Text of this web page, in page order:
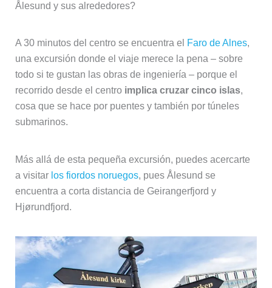
Ålesund y sus alrededores?
A 30 minutos del centro se encuentra el Faro de Alnes,
una excursión donde el viaje merece la pena – sobre
todo si te gustan las obras de ingeniería – porque el
recorrido desde el centro implica cruzar cinco islas,
cosa que se hace por puentes y también por túneles
submarinos.
Más allá de esta pequeña excursión, puedes acercarte
a visitar los fiordos noruegos, pues Ålesund se
encuentra a corta distancia de Geirangerfjord y
Hjørundfjord.